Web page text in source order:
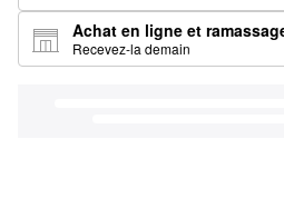
Achat en ligne et
Recevez-la demain